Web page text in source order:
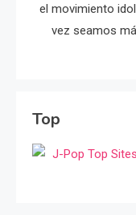
el movimiento
vez seamos
Top